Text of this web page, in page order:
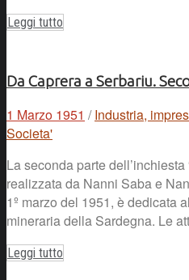
Leggi tutto
Da Caprera a Serbariu.
1 Marzo 1951 / Industria,
Societa'
La seconda parte
realizzata da Nanni Saba e
1º marzo del 1951, è dedicata
mineraria della Sardegna. Le
Leggi tutto